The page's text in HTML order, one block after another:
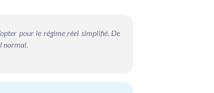
pour le régime réel simplifié. De
normal.